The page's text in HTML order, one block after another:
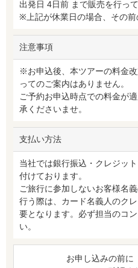
出発日 4日前 まで販売を行って
※上記が休業日の場合、その前
注意事項
※お申込後、本ツアーの料金
ってのご案内はありません。
ご予約お申込時点での料金が
承くださいませ。
支払い方法
当社では銀行振込・クレジッ
付けております。
ご旅行に参加しないお客様名
行う際は、カード名義人のク
要となります。必ず担当のコ
い。
お申し込みの前に